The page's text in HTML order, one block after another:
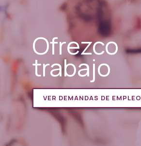
Ofrezco
trabajo
VER DEMANDAS DE EMPLEO